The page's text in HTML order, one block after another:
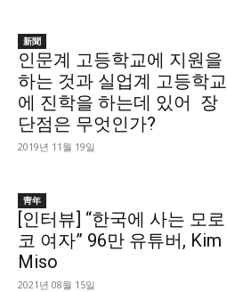
新聞
인문계 고등학교에 지원을
하는 것과 실업계 고등학교
에 진학을 하는데 있어 장
단점은 무엇인가?
2019년 11월 19일
靑年
[인터뷰] “한국에 사는 모로
코 여자” 96만 유튜버, Kim
Miso
2021년 08월 15일